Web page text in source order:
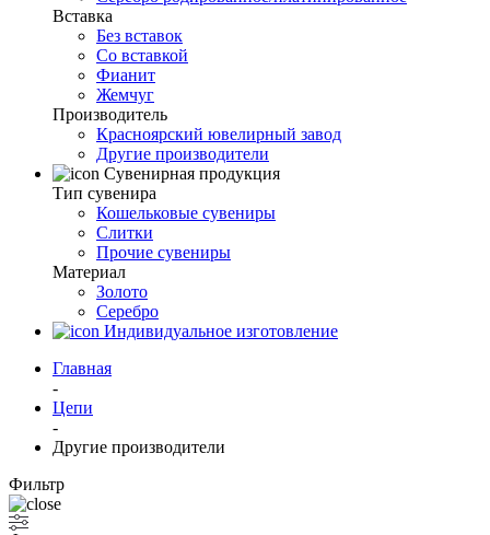
Вставка
Без вставок
Со вставкой
Фианит
Жемчуг
Производитель
Красноярский ювелирный завод
Другие производители
Сувенирная продукция
Тип сувенира
Кошельковые сувениры
Слитки
Прочие сувениры
Материал
Золото
Серебро
Индивидуальное изготовление
Главная
-
Цепи
-
Другие производители
Фильтр